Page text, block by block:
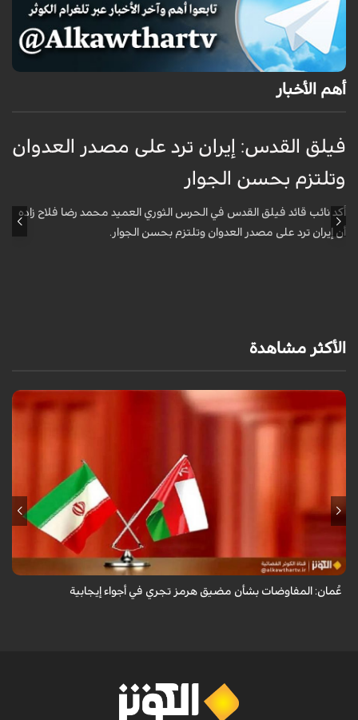
أهم الأخبار
فيلق القدس: إيران ترد على مصدر العدوان
وتلتزم بحسن الجوار
أكد نائب قائد فيلق القدس في الحرس الثوري العميد محمد رضا فلاح زاده
أن إيران ترد على مصدر العدوان وتلتزم بحسن الجوار.
الأكثر مشاهدة
أعلنت وزارة الخارجية العُمانية أن المفاوضات الجارية بشأن مضيق هرمز تجري
عُمان: المفاوضات بشأن مضيق هرمز تجري في أجواء إيجابية